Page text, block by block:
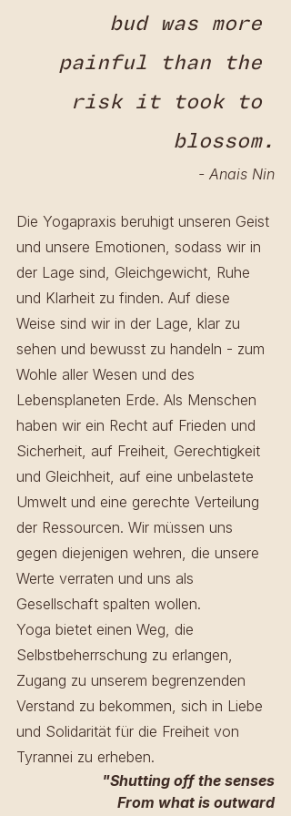
bud was more
painful than the
risk it took to
blossom.
- Anais Nin
Die Yogapraxis beruhigt unseren Geist
und unsere Emotionen, sodass wir in
der Lage sind, Gleichgewicht, Ruhe
und Klarheit zu finden. Auf diese
Weise sind wir in der Lage, klar zu
sehen und bewusst zu handeln - zum
Wohle aller Wesen und des
Lebensplaneten Erde. Als Menschen
haben wir ein Recht auf Frieden und
Sicherheit, auf Freiheit, Gerechtigkeit
und Gleichheit, auf eine unbelastete
Umwelt und eine gerechte Verteilung
der Ressourcen. Wir müssen uns
gegen diejenigen wehren, die unsere
Werte verraten und uns als
Gesellschaft spalten wollen.
Yoga bietet einen Weg, die
Selbstbeherrschung zu erlangen,
Zugang zu unserem begrenzenden
Verstand zu bekommen, sich in Liebe
und Solidarität für die Freiheit von
Tyrannei zu erheben.
"Shutting off the senses
From what is outward